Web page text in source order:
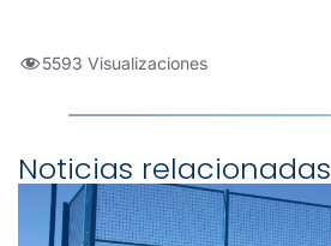
5593 Visualizaciones
Noticias relacionadas